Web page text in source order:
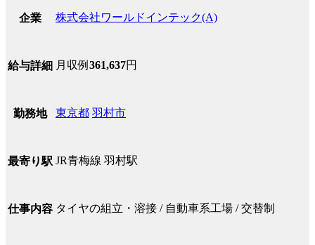
企業 株式会社ワールドインテック(A)
給与詳細 月収例 361,637円
勤務地 東京都 羽村市
最寄り駅 JR青梅線 羽村駅
仕事内容 タイヤの組立・溶接 / 自動車系工場 / 交替制